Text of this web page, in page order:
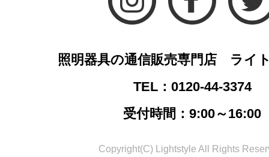
照明器具の通信販売専門店 ライ
TEL：0120-44-3374
受付時間：9:00～16:00
Copyright(C) Lightstyle All Rights